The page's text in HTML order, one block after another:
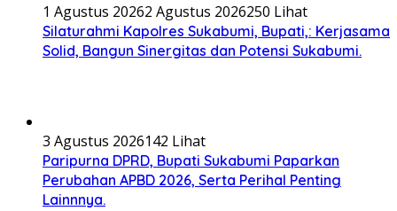
1 Agustus 20262 Agustus 2026250 Lihat
Silaturahmi Kapolres Sukabumi, Bupati,: Kerjasama
Solid, Bangun Sinergitas dan Potensi Sukabumi.
3 Agustus 2026142 Lihat
Paripurna DPRD, Bupati Sukabumi Paparkan
Perubahan APBD 2026, Serta Perihal Penting
Lainnnya.